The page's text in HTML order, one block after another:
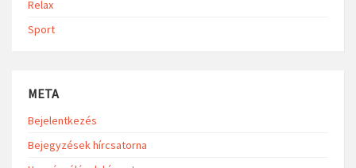
Relax
Sport
META
Bejelentkezés
Bejegyzések hírcsatorna